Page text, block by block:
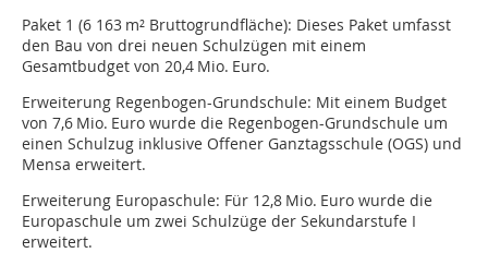
Paket 1 (6 163 m² Bruttogrundfläche): Dieses Paket umfasst
den Bau von drei neuen Schulzügen mit einem
Gesamtbudget von 20,4 Mio. Euro.
Erweiterung Regenbogen-Grundschule: Mit einem Budget
von 7,6 Mio. Euro wurde die Regenbogen-Grundschule um
einen Schulzug inklusive Offener Ganztagsschule (OGS) und
Mensa erweitert.
Erweiterung Europaschule: Für 12,8 Mio. Euro wurde die
Europaschule um zwei Schulzüge der Sekundarstufe I
erweitert.